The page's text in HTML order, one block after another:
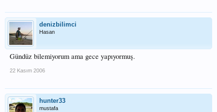
denizbilimci
Hasan
Gündüz bilemiyorum ama gece yapıyormuş.
22 Kasım 2006
hunter33
mustafa